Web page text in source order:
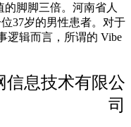
脚脚三倍。河南省人
37岁的男性患者。对于
逻辑而言，所谓的 Vibe
信息技术有限公
司